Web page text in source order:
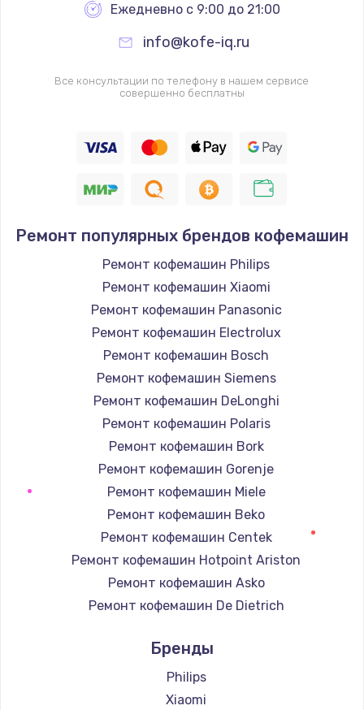
Ежедневно с 9:00 до 21:00
info@kofe-iq.ru
Все консультации по телефону в нашем сервисе
совершенно бесплатны
Ремонт популярных брендов кофемашин
Ремонт кофемашин Philips
Ремонт кофемашин Xiaomi
Ремонт кофемашин Panasonic
Ремонт кофемашин Electrolux
Ремонт кофемашин Bosch
Ремонт кофемашин Siemens
Ремонт кофемашин DeLonghi
Ремонт кофемашин Polaris
Ремонт кофемашин Bork
Ремонт кофемашин Gorenje
Ремонт кофемашин Miele
Ремонт кофемашин Beko
Ремонт кофемашин Centek
Ремонт кофемашин Hotpoint Ariston
Ремонт кофемашин Asko
Ремонт кофемашин De Dietrich
Ремонт кофемашин Ascaso
Ремонт кофемашин Jura
Ремонт кофемашин Olympia
Бренды
Philips
Xiaomi